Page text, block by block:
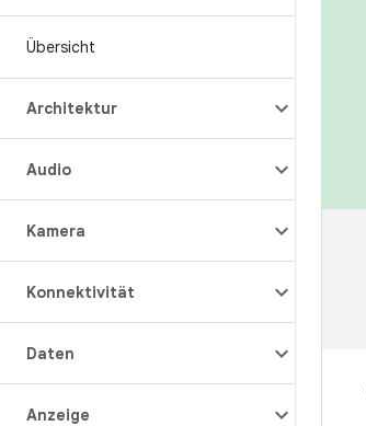
Übersicht
Architektur
Audio
Kamera
Konnektivität
Daten
Anzeige